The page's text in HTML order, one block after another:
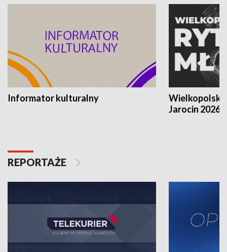
Informator kulturalny
Jarocin 2026
REPORTAŻE